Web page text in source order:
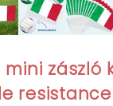
zászló
resistance